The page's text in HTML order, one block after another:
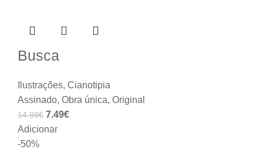
Busca
Ilustrações, Cianotipia
Assinado, Obra única, Original
14.99€ 7.49€
Adicionar
-50%